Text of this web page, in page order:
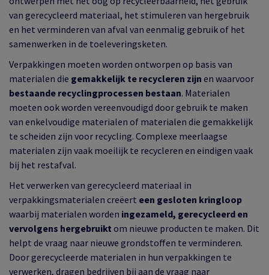
van gerecycleerd materiaal, het stimuleren van hergebruik
en het verminderen van afval van eenmalig gebruik of het
samenwerken in de toeleveringsketen.
Verpakkingen moeten worden ontworpen op basis van
materialen die gemakkelijk te recycleren zijn en waarvoor
bestaande recyclingprocessen bestaan. Materialen
moeten ook worden vereenvoudigd door gebruik te maken
van enkelvoudige materialen of materialen die gemakkelijk
te scheiden zijn voor recycling. Complexe meerlaagse
materialen zijn vaak moeilijk te recycleren en eindigen vaak
bij het restafval.
Het verwerken van gerecycleerd materiaal in
verpakkingsmaterialen creëert een gesloten kringloop
waarbij materialen worden ingezameld, gerecycleerd en
vervolgens hergebruikt om nieuwe producten te maken. Dit
helpt de vraag naar nieuwe grondstoffen te verminderen.
Door gerecycleerde materialen in hun verpakkingen te
verwerken, dragen bedrijven bij aan de vraag naar